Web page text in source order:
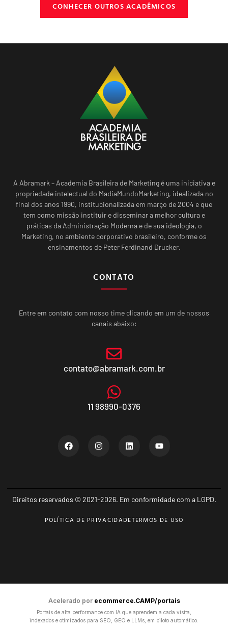
CONHECER OUTROS ACADÊMICOS
A Abramark – Academia Brasileira de Marketing é uma iniciativa e
propriedade intelectual do MadiaMundoMarketing, idealizada no
final dos anos 1990, institucionalizada em março de 2004 e que
tem como missão instituir e disseminar a melhor cultura e
práticas da Administração Moderna e de sua ideologia, o
Marketing, no ambiente corporativo brasileiro, conforme os
ensinamentos de Peter Ferdinand Drucker.
CONTATO
Entre em contato com nosso time clicando em um de nossos
canais abaixo:
contato@abramark.com.br
11 98990-0376
Direitos reservados © 2021-2026. Em conformidade com a LGPD.
POLÍTICA DE PRIVACIDADETERMOS DE USO
Acelerado por ecommerce.CAMP/portais
Portais de alta performance com IA que aprendem a cada visita,
indexados e otimizados para SEO, GEO e LLMs, em piloto automático.